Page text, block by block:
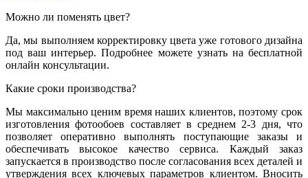
Можно ли поменять цвет?
Да, мы выполняем корректировку цвета уже готового дизайна
под ваш интерьер. Подробнее можете узнать на бесплатной
онлайн консультации.
Какие сроки производства?
Мы максимально ценим время наших клиентов, поэтому срок
изготовления фотообоев составляет в среднем 2-3 дня, что
позволяет оперативно выполнять поступающие заказы и
обеспечивать высокое качество сервиса. Каждый заказ
запускается в производство после согласования всех деталей и
утверждения всех ключевых параметров клиентом. Вносить